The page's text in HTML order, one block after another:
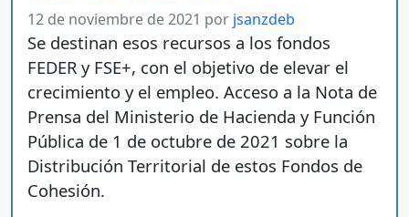
12 de noviembre de 2021 por jsanzdeb
Se destinan esos recursos a los fondos
FEDER y FSE+, con el objetivo de elevar el
crecimiento y el empleo. Acceso a la Nota de
Prensa del Ministerio de Hacienda y Función
Pública de 1 de octubre de 2021 sobre la
Distribución Territorial de estos Fondos de
Cohesión.